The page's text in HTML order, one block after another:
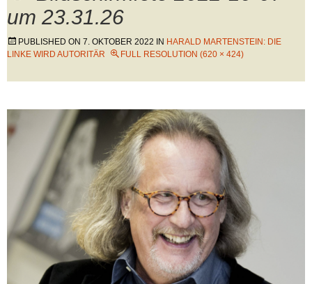
um 23.31.26
PUBLISHED ON 7. OKTOBER 2022 IN HARALD MARTENSTEIN: DIE
LINKE WIRD AUTORITÄR
FULL RESOLUTION (620 × 424)